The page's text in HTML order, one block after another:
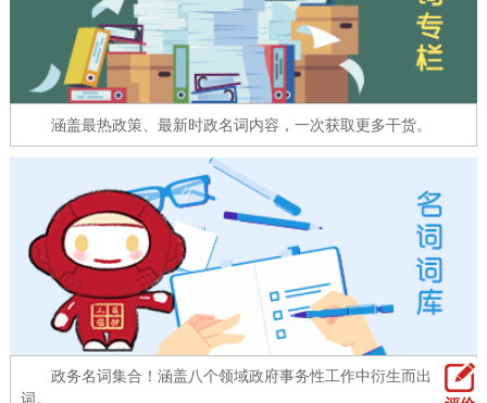
绿色北京 图说北京 视频北京
多语种
ENGLISH 한국어 日本語
DEUTSCH FRANÇAIS РУССКИЙ ЯЗЫК
ESPAÑOL PORTUGUÊS
ITALIANO
涵盖最热政策、最新时政名词内容，一次获取更多干货。
政务名词集合！涵盖八个领域政府事务性工作中衍生而出的名
词。